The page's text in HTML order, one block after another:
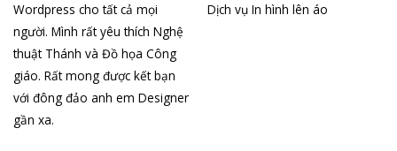
Wordpress cho tất cả mọi
người. Mình rất yêu thích Nghệ
thuật Thánh và Đồ họa Công
giáo. Rất mong được kết bạn
với đông đảo anh em Designer
gần xa.
Dịch vụ In hình lên áo